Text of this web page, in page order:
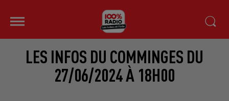
LES INFOS DU COMMINGES DU
27/06/2024 À 18H00